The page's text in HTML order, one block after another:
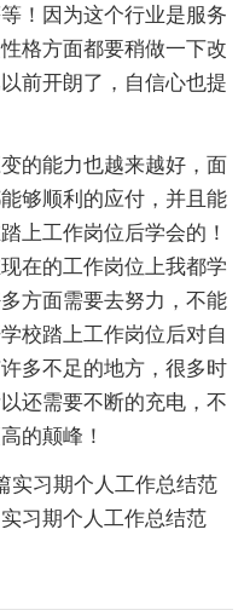
！因为这个行业是服务
格方面都要稍做一下改
前开朗了，自信心也提
的能力也越来越好，面
够顺利的应付，并且能
上工作岗位后学会的！
在的工作岗位上我都学
方面需要去努力，不能
校踏上工作岗位后对自
多不足的地方，很多时
还需要不断的充电，不
的颠峰！
实习期个人工作总结范
习期个人工作总结范